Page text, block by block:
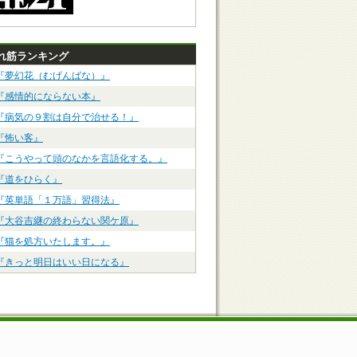
筋ランキング
夢幻花（むげんばな）』
感情的にならない本』
病気の９割は自分で治せる！』
怖い客』
こうやって頭のなかを言語化する。』
道をひらく』
英単語「１万語」習得法』
大谷吉継の終わらない関ケ原』
猫を処方いたします。』
きっと明日はいい日になる』